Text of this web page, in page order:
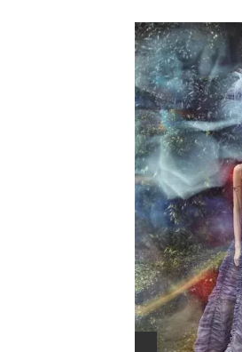
Couture
jaro
-
léto
2017